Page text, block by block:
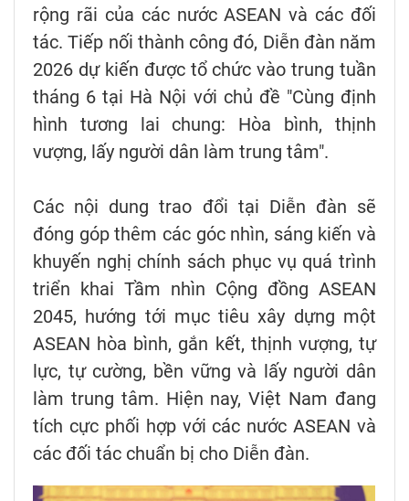
rộng rãi của các nước ASEAN và các đối
tác. Tiếp nối thành công đó, Diễn đàn năm
2026 dự kiến được tổ chức vào trung tuần
tháng 6 tại Hà Nội với chủ đề "Cùng định
hình tương lai chung: Hòa bình, thịnh
vượng, lấy người dân làm trung tâm".
Các nội dung trao đổi tại Diễn đàn sẽ
đóng góp thêm các góc nhìn, sáng kiến và
khuyến nghị chính sách phục vụ quá trình
triển khai Tầm nhìn Cộng đồng ASEAN
2045, hướng tới mục tiêu xây dựng một
ASEAN hòa bình, gắn kết, thịnh vượng, tự
lực, tự cường, bền vững và lấy người dân
làm trung tâm. Hiện nay, Việt Nam đang
tích cực phối hợp với các nước ASEAN và
các đối tác chuẩn bị cho Diễn đàn.